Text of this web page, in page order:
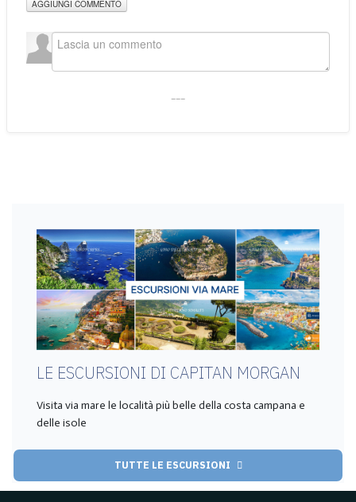
AGGIUNGI COMMENTO
LE ESCURSIONI DI CAPITAN MORGAN
Visita via mare le località più belle della costa campana e
delle isole
TUTTE LE ESCURSIONI